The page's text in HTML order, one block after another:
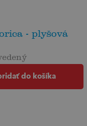
- plyšová
do košíka